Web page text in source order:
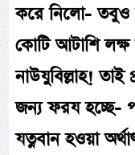
করে নিলো- তবুও
কোটি আটাশি লক্ষ
নাউযুবিল্লাহ!
জন্য ফরয হচ্ছে-
যত্নবান হওয়া